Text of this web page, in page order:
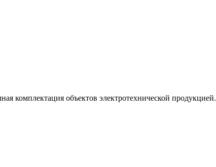
комплектация объектов электротехнической продукцией.